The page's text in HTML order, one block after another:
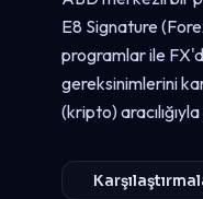
E8 Signature
programlar ile
gereksinimlerini
(kripto)